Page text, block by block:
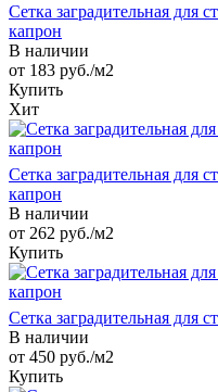
Сетка заградительная для
капрон
В наличии
от 183 руб./м2
Купить
Хит
Сетка заградительная для
капрон
В наличии
от 262 руб./м2
Купить
Сетка заградительная для
В наличии
от 450 руб./м2
Купить